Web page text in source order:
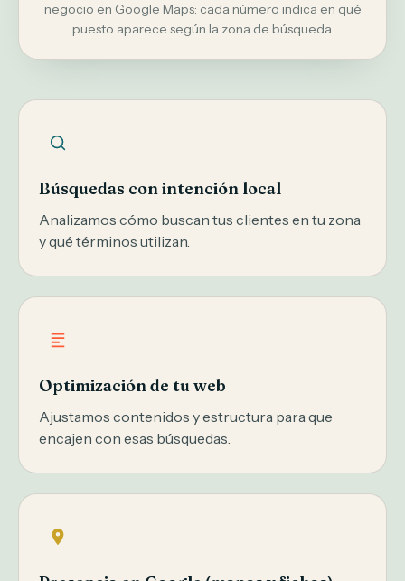
negocio en Google Maps: cada número indica en qué
puesto aparece según la zona de búsqueda.
Búsquedas con intención local
Analizamos cómo buscan tus clientes en tu zona
y qué términos utilizan.
Optimización de tu web
Ajustamos contenidos y estructura para que
encajen con esas búsquedas.